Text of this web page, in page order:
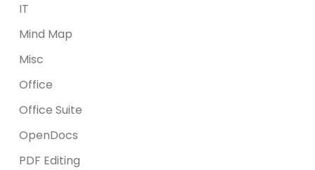
IT
Mind Map
Misc
Office
Office Suite
OpenDocs
PDF Editing